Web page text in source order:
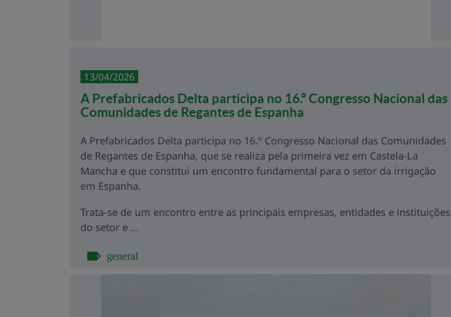
13/04/2026
A Prefabricados Delta participa no 16.º Congresso Nacional das
Comunidades de Regantes de Espanha
A Prefabricados Delta participa no 16.º Congresso Nacional das Comunidades
de Regantes de Espanha, que se realiza pela primeira vez em Castela-La
Mancha e que constitui um encontro fundamental para o setor da irrigação
em Espanha.
Trata-se de um encontro entre as principais empresas, entidades e instituições
do setor e ...
general